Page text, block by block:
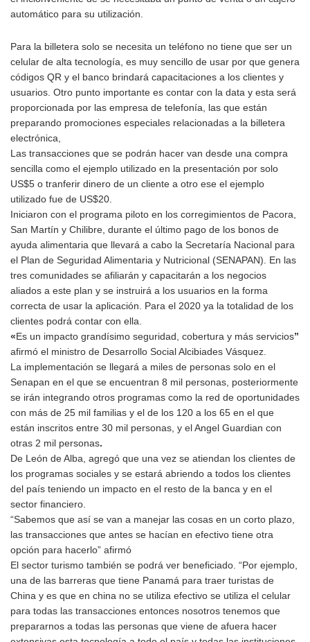
automático para su utilización.
Para la billetera solo se necesita un teléfono no tiene que ser un
celular de alta tecnología, es muy sencillo de usar por que genera
códigos QR y el banco brindará capacitaciones a los clientes y
usuarios. Otro punto importante es contar con la data y esta será
proporcionada por las empresa de telefonía, las que están
preparando promociones especiales relacionadas a la billetera
electrónica,
Las transacciones que se podrán hacer van desde una compra
sencilla como el ejemplo utilizado en la presentación por solo
US$5 o tranferir dinero de un cliente a otro ese el ejemplo
utilizado fue de US$20.
Iniciaron con el programa piloto en los corregimientos de Pacora,
San Martín y Chilibre, durante el último pago de los bonos de
ayuda alimentaria que llevará a cabo la Secretaría Nacional para
el Plan de Seguridad Alimentaria y Nutricional (SENAPAN). En las
tres comunidades se afiliarán y capacitarán a los negocios
aliados a este plan y se instruirá a los usuarios en la forma
correcta de usar la aplicación. Para el 2020 ya la totalidad de los
clientes podrá contar con ella.
«Es un impacto grandísimo seguridad, cobertura y más servicios”
afirmó el ministro de Desarrollo Social Alcibiades Vásquez.
La implementación se llegará a miles de personas solo en el
Senapan en el que se encuentran 8 mil personas, posteriormente
se irán integrando otros programas como la red de oportunidades
con más de 25 mil familias y el de los 120 a los 65 en el que
están inscritos entre 30 mil personas, y el Angel Guardian con
otras 2 mil personas.
De León de Alba, agregó que una vez se atiendan los clientes de
los programas sociales y se estará abriendo a todos los clientes
del país teniendo un impacto en el resto de la banca y en el
sector financiero.
“Sabemos que así se van a manejar las cosas en un corto plazo,
las transacciones que antes se hacían en efectivo tiene otra
opción para hacerlo” afirmó
El sector turismo también se podrá ver beneficiado. “Por ejemplo,
una de las barreras que tiene Panamá para traer turistas de
China y es que en china no se utiliza efectivo se utiliza el celular
para todas las transacciones entonces nosotros tenemos que
prepararnos a todas las personas que viene de afuera hacer